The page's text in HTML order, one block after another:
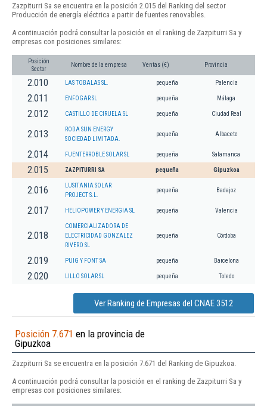
Zazpiturri Sa se encuentra en la posición 2.015 del Ranking del sector
Producción de energía eléctrica a partir de fuentes renovables.
A continuación podrá consultar la posición en el ranking de Zazpiturri Sa y
empresas con posiciones similares:
Posición
Sector
Nombre de la empresa Ventas (€) Provincia
2.010 LAS TOBALAS SL. pequeña Palencia
2.011 ENFOGAR SL pequeña Málaga
2.012 CASTILLO DE CIRUELA SL pequeña Ciudad Real
2.013
RODA SUN ENERGY
SOCIEDAD LIMITADA.
pequeña Albacete
2.014 FUENTERROBLE SOLAR SL pequeña Salamanca
2.015 ZAZPITURRI SA pequeña Gipuzkoa
2.016
LUSITANIA SOLAR
PROJECT S.L.
pequeña Badajoz
2.017 HELIOPOWER Y ENERGIA SL pequeña Valencia
2.018
COMERCIALIZADORA DE
ELECTRICIDAD GONZALEZ
RIVERO SL
pequeña Córdoba
2.019 PUIG Y FONT SA pequeña Barcelona
2.020 LILLO SOLAR SL pequeña Toledo
Ver Ranking de Empresas del CNAE 3512
Posición 7.671 en la provincia de
Gipuzkoa
Zazpiturri Sa se encuentra en la posición 7.671 del Ranking de Gipuzkoa.
A continuación podrá consultar la posición en el ranking de Zazpiturri Sa y
empresas con posiciones similares: